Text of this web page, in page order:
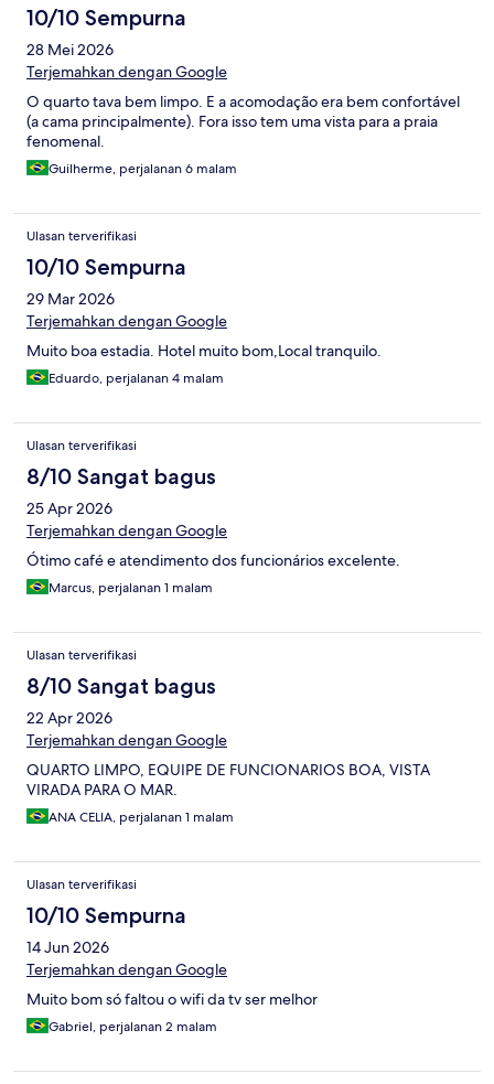
10/10 Sempurna
28 Mei 2026
Terjemahkan dengan Google
O quarto tava bem limpo. E a acomodação era bem confortável
(a cama principalmente). Fora isso tem uma vista para a praia
fenomenal.
Guilherme, perjalanan 6 malam
Ulasan terverifikasi
10/10 Sempurna
29 Mar 2026
Terjemahkan dengan Google
Muito boa estadia. Hotel muito bom,Local tranquilo.
Eduardo, perjalanan 4 malam
Ulasan terverifikasi
8/10 Sangat bagus
25 Apr 2026
Terjemahkan dengan Google
Ótimo café e atendimento dos funcionários excelente.
Marcus, perjalanan 1 malam
Ulasan terverifikasi
8/10 Sangat bagus
22 Apr 2026
Terjemahkan dengan Google
QUARTO LIMPO, EQUIPE DE FUNCIONARIOS BOA, VISTA
VIRADA PARA O MAR.
ANA CELIA, perjalanan 1 malam
Ulasan terverifikasi
10/10 Sempurna
14 Jun 2026
Terjemahkan dengan Google
Muito bom só faltou o wifi da tv ser melhor
Gabriel, perjalanan 2 malam